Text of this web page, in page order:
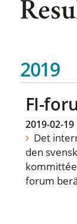
2019
FI-
2019-02-19
Det
den
forum